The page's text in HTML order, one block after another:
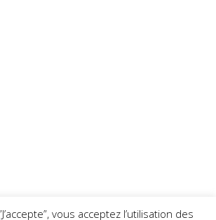
vous acceptez l’utilisation des